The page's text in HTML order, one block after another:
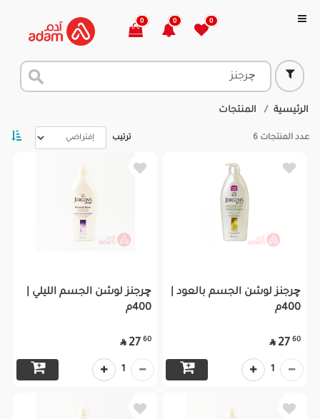
0
0
0
الرئيسية المنتجات
عدد المنتجات 6 ترتيب
چرجنز لوشن الجسم بالعود |
400م
60
27

1
چرجنز لوشن الجسم الليلي |
400م
60
27

1